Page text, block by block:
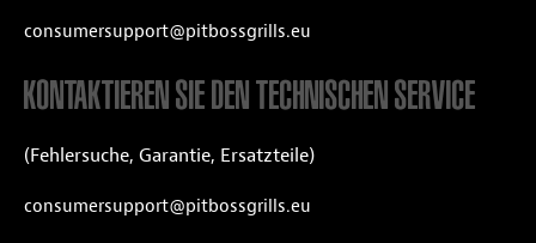
consumersupport@pitbossgrills.eu
KONTAKTIEREN SIE DEN TECHNISCHEN SERVICE
(Fehlersuche, Garantie, Ersatzteile)
consumersupport@pitbossgrills.eu